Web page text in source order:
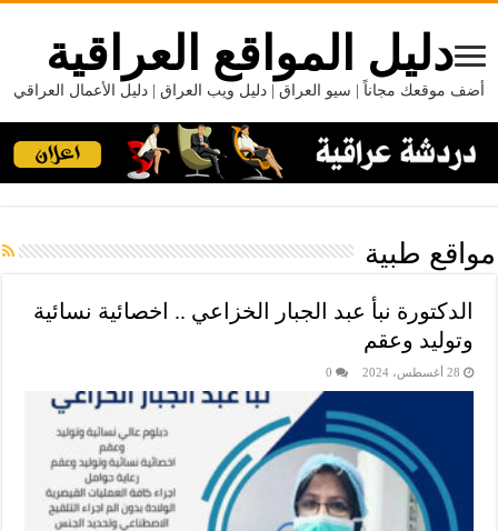
دليل المواقع العراقية
أضف موقعك مجاناً | سيو العراق | دليل ويب العراق | دليل الأعمال العراقي
مواقع طبية
الدكتورة نبأ عبد الجبار الخزاعي .. اخصائية نسائية
وتوليد وعقم
28 أغسطس، 2024 0